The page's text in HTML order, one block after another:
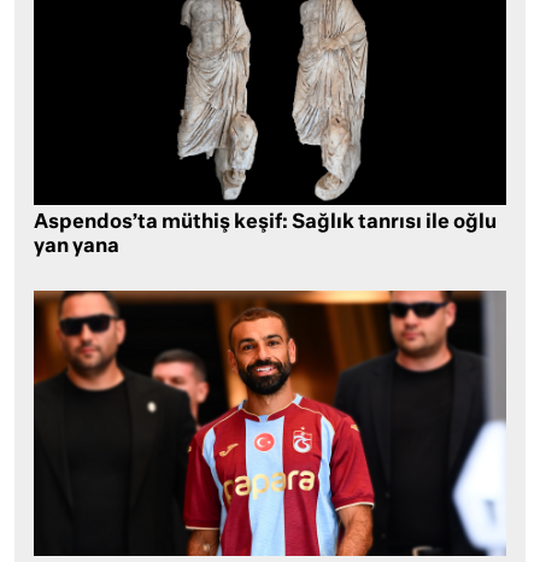
Aspendos’ta müthiş keşif: Sağlık tanrısı ile oğlu
yan yana